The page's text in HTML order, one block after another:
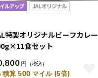
特製オリジナルビーフカレー
食セット
円 （税込）
積算 500 マイル (5倍)